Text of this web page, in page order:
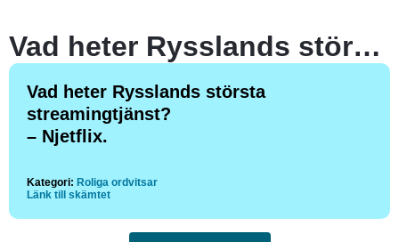
Vad heter Rysslands största streamingtjänst?
Vad heter Rysslands största
streamingtjänst?
– Njetflix.
Kategori: Roliga ordvitsar
Länk till skämtet